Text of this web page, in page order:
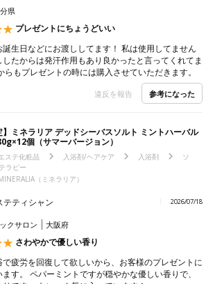
県
プレゼントにちょうどいい
誕生日などにお渡ししてます！ 私は使用してません
たからは発汗作用もあり良かったと言ってくれてま
らもプレゼントの時には購入させていただきます。
違反を報告 参考になった
】ミネラリア デッドシーバスソルト ミントハーバル
個（サマーバージョン）
ステ化粧品 入浴剤/ヘアケア 入浴剤
ソ
ラピー
（ミネラリア）
テティシャン 2026/07/18
クサロン 大阪府
さわやかで優しい香り
疲労を回復して欲しいから、お客様のプレゼントに
す。 ペパーミントですが穏やかな優しい香りで、